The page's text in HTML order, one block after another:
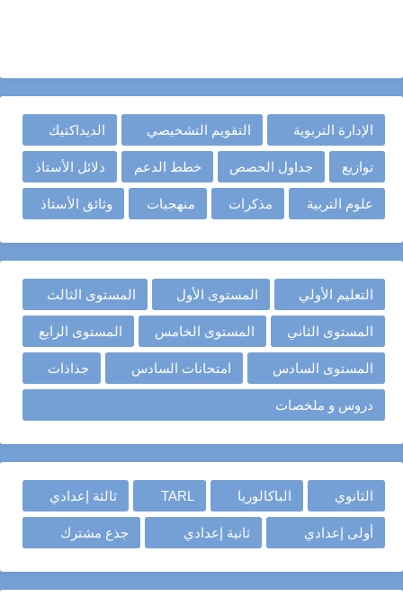
الإدارة التربوية التقويم التشخيصي الديداكتيك
توازيع جداول الحصص خطط الدعم دلائل الأستاذ
علوم التربية مذكرات منهجيات وثائق الأستاذ
التعليم الأولي المستوى الأول المستوى الثالث
المستوى الثاني المستوى الخامس المستوى الرابع
المستوى السادس امتحانات السادس جذاذات
دروس و ملخصات
الثانوي الباكالوريا TARL ثالثة إعدادي
أولى إعدادي ثانية إعدادي جذع مشترك